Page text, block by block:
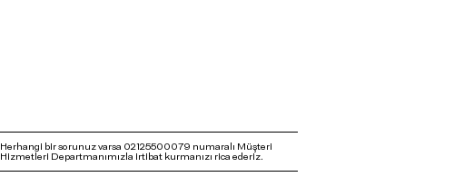
Herhangi bir sorunuz varsa 02125500079 numaralı Müşteri
Hizmetleri Departmanımızla irtibat kurmanızı rica ederiz.